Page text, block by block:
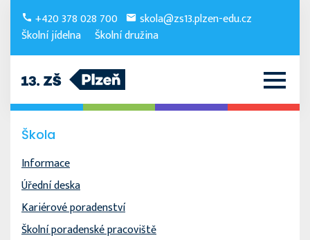
+420 378 028 700
skola@zs13.plzen-edu.cz
Školní jídelna
Školní družina
Škola
Informace
Úřední deska
Kariérové poradenství
Školní poradenské pracoviště